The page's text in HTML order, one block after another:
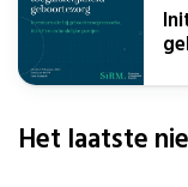
Het laatste